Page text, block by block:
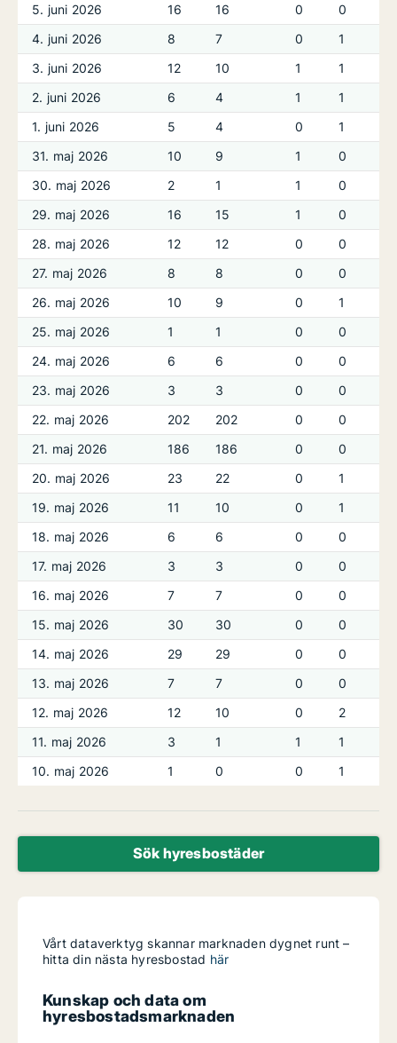
5. juni 2026
16 16 0
0
4. juni 2026
8 7 0
1
3. juni 2026
12 10 1
1
2. juni 2026
6 4 1
1
1. juni 2026
5 4 0
1
31. maj 2026
10 9 1
0
30. maj 2026
2 1 1
0
29. maj 2026
16 15 1
0
28. maj 2026
12 12 0
0
27. maj 2026
8 8 0
0
26. maj 2026
10 9 0
1
25. maj 2026
1 1 0
0
24. maj 2026
6 6 0
0
23. maj 2026
3 3 0
0
22. maj 2026
202 202 0
0
21. maj 2026
186 186 0
0
20. maj 2026
23 22 0
1
19. maj 2026
11 10 0
1
18. maj 2026
6 6 0
0
17. maj 2026
3 3 0
0
16. maj 2026
7 7 0
0
15. maj 2026
30 30 0
0
14. maj 2026
29 29 0
0
13. maj 2026
7 7 0
0
12. maj 2026
12 10 0
2
11. maj 2026
3 1 1
1
10. maj 2026
1 0 0 1
Sök hyresbostäder
Vårt dataverktyg skannar marknaden dygnet runt –
hitta din nästa hyresbostad här
Kunskap och data om
hyresbostadsmarknaden